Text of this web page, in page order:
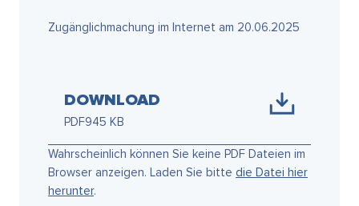
Zugänglichmachung im Internet am 20.06.2025
DOWNLOAD
PDF945 KB
Wahrscheinlich können Sie keine PDF Dateien im
Browser anzeigen. Laden Sie bitte die Datei hier
herunter.